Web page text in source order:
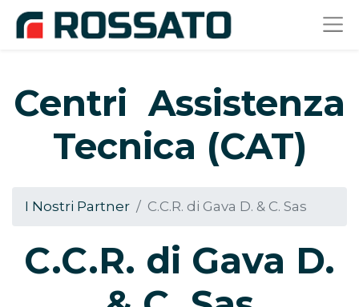
Centri Assistenza
Tecnica (CAT)
I Nostri Partner C.C.R. di Gava D. & C. Sas
C.C.R. di Gava D.